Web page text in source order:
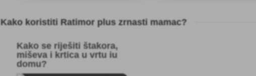
Kako koristiti Ratimor plus zrnasti mamac?
Kako se riješiti štakora,
miševa i krtica u vrtu iu
domu?